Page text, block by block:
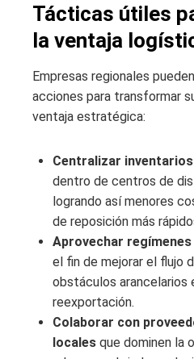
Tácticas útiles
la ventaja
Empresas regionales
acciones para transformar
ventaja estratégica:
Centralizar
dentro de centros de
logrando así menores
de reposición más
Aprovechar
el fin de mejorar el flujo
obstáculos arancelarios
reexportación.
Colaborar con
locales que dominen la